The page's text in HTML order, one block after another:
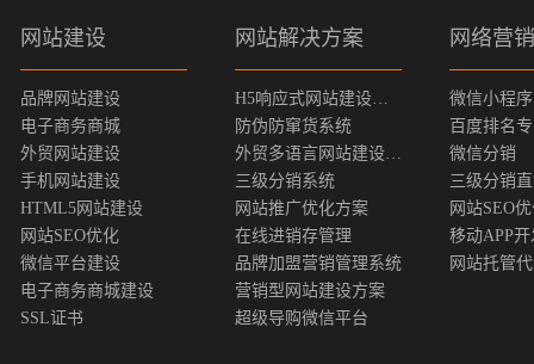
网站建设
品牌网站建设
电子商务商城
外贸网站建设
手机网站建设
HTML5网站建设
网站SEO优化
微信平台建设
电子商务商城建设
SSL证书
网站解决方案
防伪防窜货系统
三级分销系统
网站推广优化方案
在线进销存管理
品牌加盟营销管理系统
营销型网站建设方案
超级导购微信平台
网络营销
微信小程序
百度排名
微信分销
三级分销
网站SEO
移动APP开
网站托管